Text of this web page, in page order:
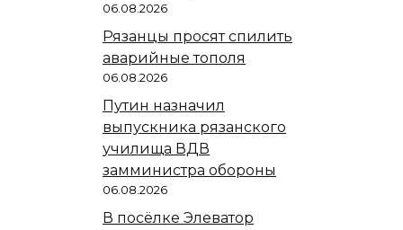
06.08.2026
Рязанцы просят спилить
аварийные тополя
06.08.2026
Путин назначил
выпускника рязанского
училища ВДВ
замминистра обороны
06.08.2026
В посёлке Элеватор